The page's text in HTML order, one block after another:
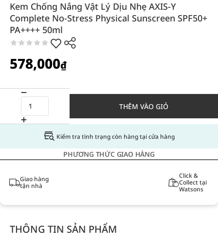
Kem Chống Nắng Vật Lý Dịu Nhẹ AXIS-Y
Complete No-Stress Physical Sunscreen SPF50+
PA++++ 50ml
578,000₫
THÊM VÀO GIỎ
Kiểm tra tình trạng còn hàng tại cửa hàng
PHƯƠNG THỨC GIAO HÀNG
Giao hàng
tận nhà
Click &
Collect tại
Watsons
THÔNG TIN SẢN PHẨM